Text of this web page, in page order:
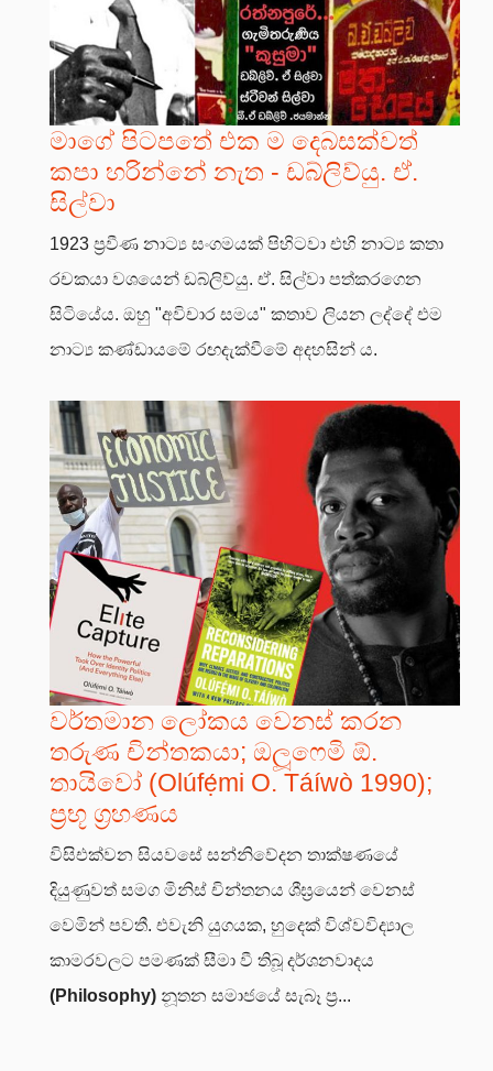
මාගේ පිටපතේ එක ම දෙබසක්වත්
කපා හරින්නේ නැත - ඩබ්ලිව්යු. ඒ.
සිල්වා
1923 ප්‍රවීණ නාට්‍ය සංගමයක් පිහිටවා එහි නාට්‍ය කතා
රචකයා වශයෙන් ඩබ්ලිව්යු. ඒ. සිල්වා පත්කරගෙන
සිටියේය. ඔහු "අවිචාර සමය" කතාව ලියන ලද්දේ එම
නාට්‍ය කණ්ඩායමේ රඟදැක්වීමේ අදහසින් ය.
වර්තමාන ලෝකය වෙනස් කරන
තරුණ චින්තකයා; ඔලූෆෙමි ඕ.
තායිවෝ (Olúfẹ́mi O. Táíwò 1990);
ප්‍රභූ ග්‍රහණය
විසිඑක්වන සියවසේ සන්නිවේදන තාක්ෂණයේ
දියුණුවත් සමග මිනිස් චින්තනය ශීඝ්‍රයෙන් වෙනස්
වෙමින් පවතී. එවැනි යුගයක, හුදෙක් විශ්වවිද්‍යාල
කාමරවලට පමණක් සීමා වී තිබූ දර්ශනවාදය
(Philosophy) නූතන සමාජයේ සැබෑ ප්‍ර...